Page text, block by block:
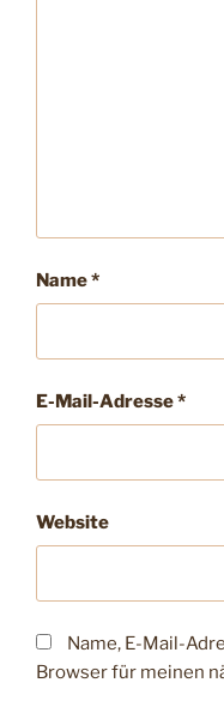
Name*
E-Mail-Adresse*
Website
Name, E-Mail-
Browser für meinen